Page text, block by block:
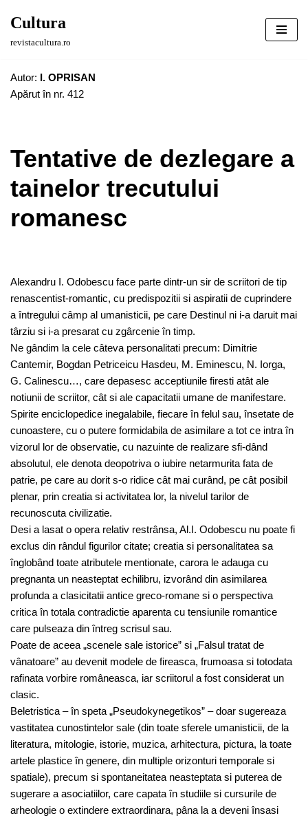
Sari
Cultura
revistacultura.ro
Autor: I. OPRISAN
Apărut în nr. 412
Tentative de dezlegare a
tainelor trecutului
romanesc
Alexandru I. Odobescu face parte dintr-un sir de scriitori de tip
renascentist-romantic, cu predispozitii si aspiratii de cuprindere
a întregului câmp al umanisticii, pe care Destinul ni i-a daruit mai
târziu si i-a presarat cu zgârcenie în timp.
Ne gândim la cele câteva personalitati precum: Dimitrie
Cantemir, Bogdan Petriceicu Hasdeu, M. Eminescu, N. Iorga,
G. Calinescu…, care depasesc acceptiunile firesti atât ale
notiunii de scriitor, cât si ale capacitatii umane de manifestare.
Spirite enciclopedice inegalabile, fiecare în felul sau, însetate de
cunoastere, cu o putere formidabila de asimilare a tot ce intra în
vizorul lor de observatie, cu nazuinte de realizare sfi-dând
absolutul, ele denota deopotriva o iubire netarmurita fata de
patrie, pe care au dorit s-o ridice cât mai curând, pe cât posibil
plenar, prin creatia si activitatea lor, la nivelul tarilor de
recunoscuta civilizatie.
Desi a lasat o opera relativ restrânsa, Al.I. Odobescu nu poate fi
exclus din rândul figurilor citate; creatia si personalitatea sa
înglobând toate atributele mentionate, carora le adauga cu
pregnanta un neasteptat echilibru, izvorând din asimilarea
profunda a clasicitatii antice greco-romane si o perspectiva
critica în totala contradictie aparenta cu tensiunile romantice
care pulseaza din întreg scrisul sau.
Poate de aceea „scenele sale istorice” si „Falsul tratat de
vânatoare” au devenit modele de fireasca, frumoasa si totodata
rafinata vorbire româneasca, iar scriitorul a fost considerat un
clasic.
Beletristica – în speta „Pseudokynegetikos” – doar sugereaza
vastitatea cunostintelor sale (din toate sferele umanisticii, de la
literatura, mitologie, istorie, muzica, arhitectura, pictura, la toate
artele plastice în genere, din multiple orizonturi temporale si
spatiale), precum si spontaneitatea neasteptata si puterea de
sugerare a asociatiilor, care capata în studiile si cursurile de
arheologie o extindere extraordinara, pâna la a deveni însasi